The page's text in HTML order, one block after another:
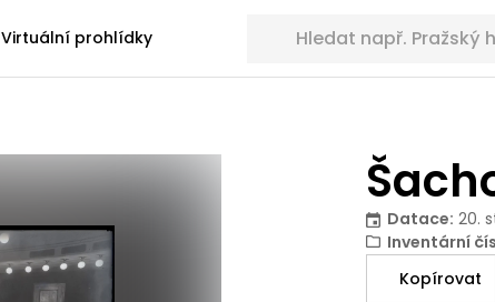
Virtuální prohlídky
Datace: 20.
Inventární
Kopírovat